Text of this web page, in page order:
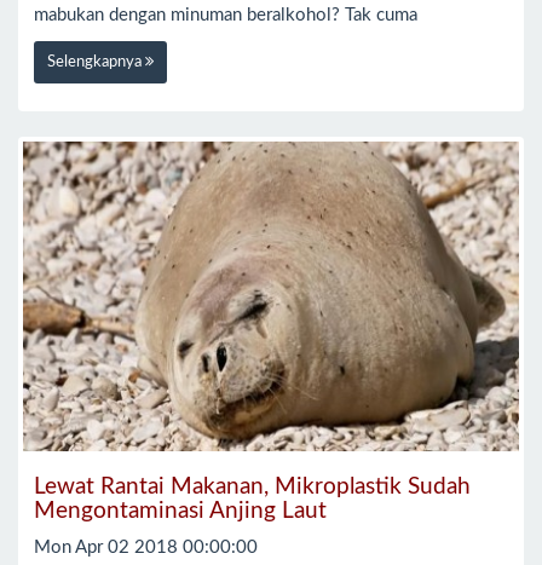
mabukan dengan minuman beralkohol? Tak cuma
Selengkapnya
Lewat Rantai Makanan, Mikroplastik Sudah
Mengontaminasi Anjing Laut
Mon Apr 02 2018 00:00:00